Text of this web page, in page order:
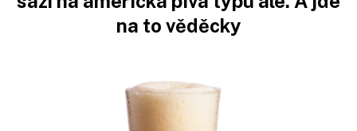
na to věděcky